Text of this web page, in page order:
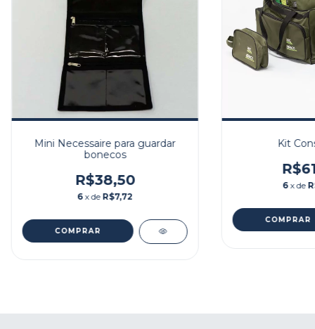
Mini Necessaire para guardar
bonecos
R$38,50
6 x de R$7,72
Kit
6 x de